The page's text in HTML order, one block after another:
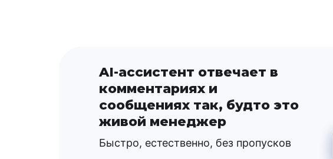
AI-ассистент отвечает в
комментариях и
сообщениях так, будто это
живой менеджер
Быстро, естественно, без пропусков